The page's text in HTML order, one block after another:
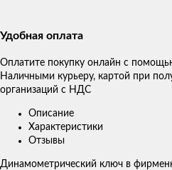
Удобная оплата
Оплатите покупку онлайн с
Наличными курьеру, картой при
организаций с НДС
Описание
Характеристики
Отзывы
Динамометрический ключ в